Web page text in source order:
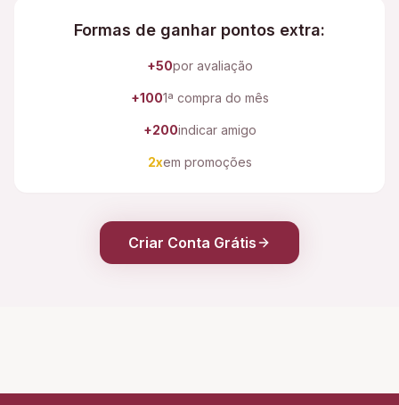
Formas de ganhar pontos extra:
+50por avaliação
+1001ª compra do mês
+200indicar amigo
2xem promoções
Criar Conta Grátis